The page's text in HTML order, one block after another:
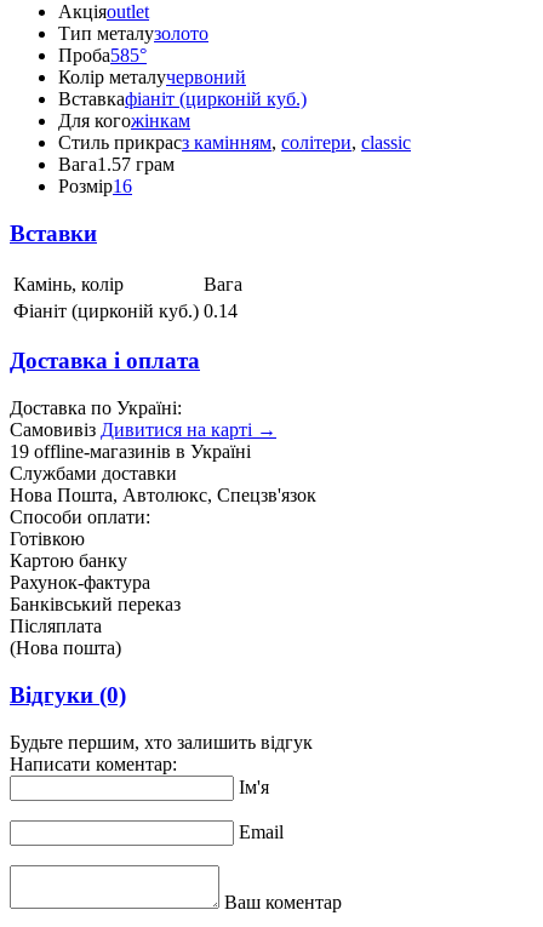
Акціяoutlet
Тип металузолото
Проба585°
Колір металучервоний
Вставкафіаніт (цирконій куб.)
Для когожінкам
Стиль прикрасз камінням, солітери, classic
Вага1.57 грам
Розмір16
Вставки
Камінь, колір
Вага
Фіаніт (цирконій куб.) 0.14
Доставка і оплата
Доставка по Україні:
Самовивіз Дивитися на карті →
19 offline-магазинів в Україні
Службами доставки
Нова Пошта, Автолюкс, Спецзв'язок
Способи оплати:
Готівкою
Картою банку
Рахунок-фактура
Банківський переказ
Післяплата
(Нова пошта)
Відгуки (0)
Будьте першим, хто залишить відгук
Написати коментар:
Ім'я
Email
Ваш коментар